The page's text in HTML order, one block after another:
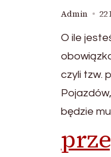
Admin 22
O ile
czyli tzw.
będzie